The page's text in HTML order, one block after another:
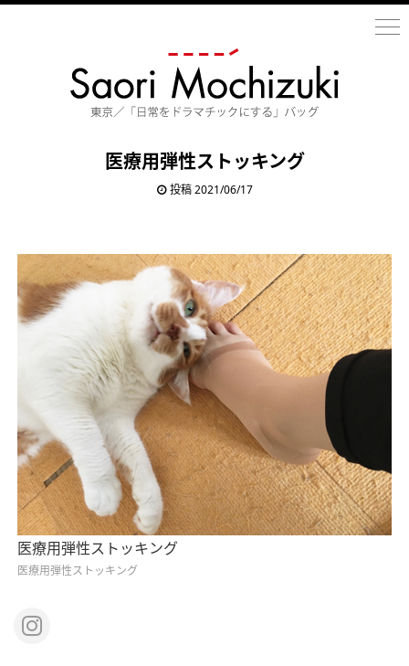
医療用弾性ストッキング
投稿 2021/06/17
医療用弾性ストッキング
医療用弾性ストッキング